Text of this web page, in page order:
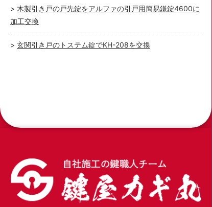
木製引き戸の戸先錠をアルファの引戸用簡易鎌錠4600に
加工交換
玄関引き戸のトステム錠でKH-208を交換